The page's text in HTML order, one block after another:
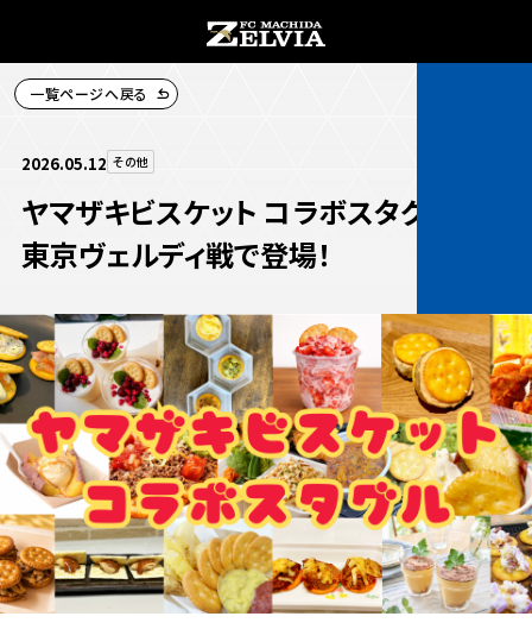
お知らせトップ
TOPチーム
試合情報
チケット
イベント
ファンクラブ
試合情報
試合情報トップ
試合データ
試合日程・結果
順位表・ゴールランキング
観戦する
観戦するトップ
チケットを買う
クラブを知る
クラブを知るトップ
一覧ページへ戻る
2026.05.12 その他
ヤマザキビスケット コラボスタグルが
東京ヴェルディ戦で登場！